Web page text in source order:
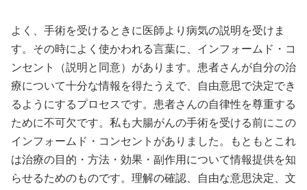
よく、手術を受けるときに医師より病気の説明を受けま
す。その時によく使かわれる言葉に、インフォームド・コ
ンセント（説明と同意）があります。患者さんが自分の治
療について十分な情報を得たうえで、自由意思で決定でき
るようにするプロセスです。患者さんの自律性を尊重する
ために不可欠です。私も大腸がんの手術を受ける前にこの
インフォームド・コンセントがありました。もともとこれ
は治療の目的・方法・効果・副作用について情報提供を知
らせるためのものです。理解の確認、自由な意思決定、文